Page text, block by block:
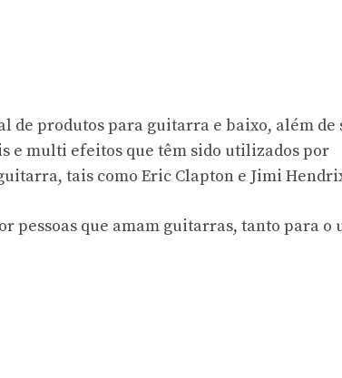
de produtos para guitarra e baixo, além de
e multi efeitos que têm sido utilizados por
tais como Eric Clapton e Jimi
pessoas que amam guitarras, tanto para o